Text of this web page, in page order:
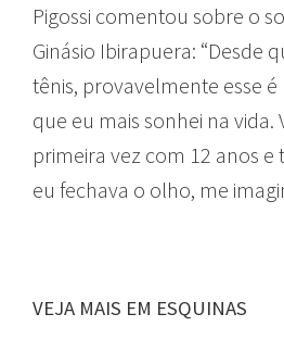
Pigossi comentou sobre o
Ginásio Ibirapuera: “Desde
tênis, provavelmente esse
que eu mais sonhei na vida.
primeira vez com 12 anos
eu fechava o olho, me
VEJA MAIS EM ESQUINAS